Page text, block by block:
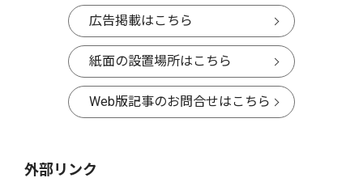
広告掲載はこちら
紙面の設置場所はこちら
Web版記事のお問合せはこちら
外部リンク